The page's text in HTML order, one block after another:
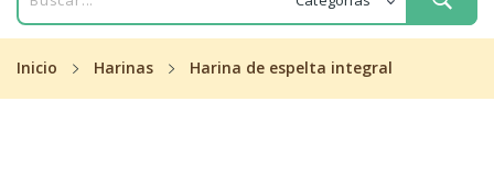
Inicio Harinas Harina de espelta integral